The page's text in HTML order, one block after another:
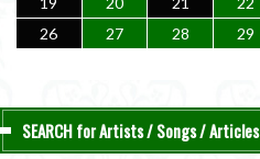
26
27 28 29
SEARCH for Artists / Songs / Articles